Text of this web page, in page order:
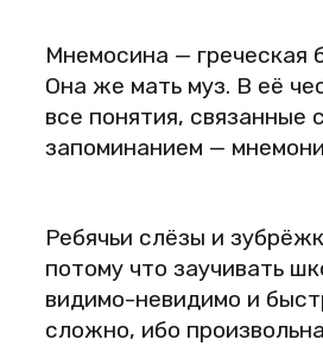
Мнемосина — греческая
Она же мать муз. В её
все понятия, связанные с
запоминанием —
Ребячьи слёзы и
потому что заучивать
видимо-невидимо и
сложно, ибо